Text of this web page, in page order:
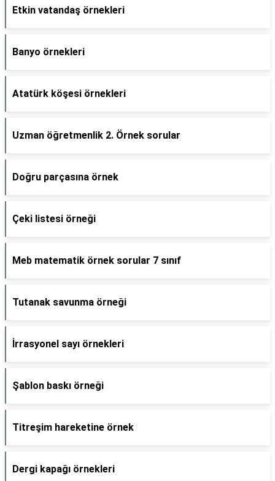
Etkin vatandaş örnekleri
Banyo örnekleri
Atatürk köşesi örnekleri
Uzman öğretmenlik 2. Örnek sorular
Doğru parçasına örnek
Çeki listesi örneği
Meb matematik örnek sorular 7 sınıf
Tutanak savunma örneği
İrrasyonel sayı örnekleri
Şablon baskı örneği
Titreşim hareketine örnek
Dergi kapağı örnekleri